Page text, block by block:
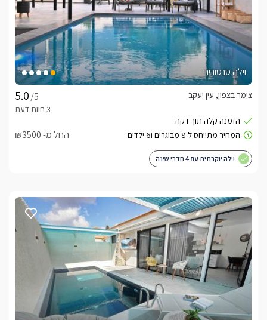
וילה סנטוריני
/5
צימר בצפון, עין יעקב
החל מ- ₪3500
וילה יוקרתית עם 4 חדרי שינה